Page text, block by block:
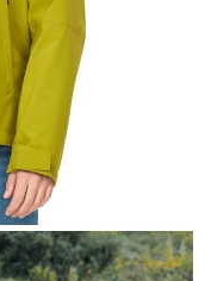
連結，可透過四大超商／
易完成。
您需要取消訂單，請聯絡
有效，需透過AFTEE先享
面顯示為準，若有關於
請聯繫「AFTEE先享後付
support/home
先享後付」服務完成之交
交易相關給付款項請求債